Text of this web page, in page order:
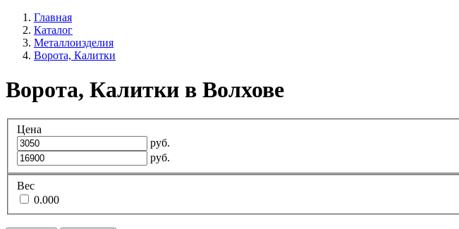
Главная
Каталог
Металлоизделия
Ворота, Калитки
Ворота, Калитки в Волхове
Цена
руб.
руб.
Вес
0.000